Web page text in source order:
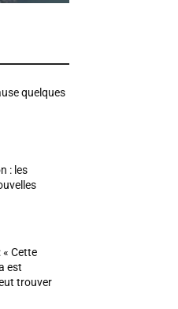
quelques
: les
« Cette
est
trouver